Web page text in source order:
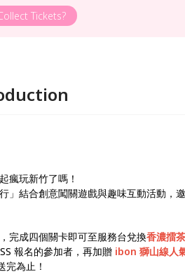
Tickets?
瘋玩新竹了嗎！
」結合創意闖關遊戲與趣味互動活動，
完成四個關卡即可至服務台兌換香濃擂茶
報名的參加者，再加贈 ibon 獅山線人
完為止！